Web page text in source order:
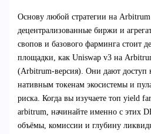
Основу любой стратегии на Arbitrum
децентрализованные биржи и
свопов и базового фарминга стоит
площадки, как Uniswap v3 на
(Arbitrum-версия). Они дают доступ
нативным токенам экосистемы и
риска. Когда вы изучаете топ yield
arbitrum, начинайте именно с этих
объёмы, комиссии и глубину